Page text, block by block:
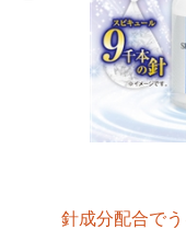
針成分配合で